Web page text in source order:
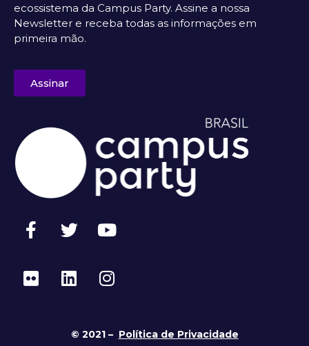
ecossistema da Campus Party. Assine a nossa
Newsletter e receba todas as informações em
primeira mão.
Assinar
© 2021 – Política de Privacidade